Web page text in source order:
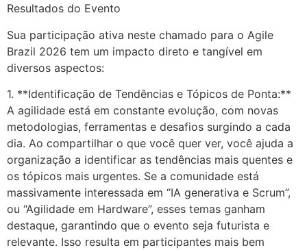
Resultados do Evento
Sua participação ativa neste chamado para o Agile
Brazil 2026 tem um impacto direto e tangível em
diversos aspectos:
1. **Identificação de Tendências e Tópicos de Ponta:**
A agilidade está em constante evolução, com novas
metodologias, ferramentas e desafios surgindo a cada
dia. Ao compartilhar o que você quer ver, você ajuda a
organização a identificar as tendências mais quentes e
os tópicos mais urgentes. Se a comunidade está
massivamente interessada em “IA generativa e Scrum”,
ou “Agilidade em Hardware”, esses temas ganham
destaque, garantindo que o evento seja futurista e
relevante. Isso resulta em participantes mais bem